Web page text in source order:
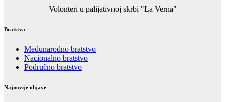
Volonteri u palijativnoj skrbi "La Verna"
Bratstva
Međunarodno bratstvo
Nacionalno bratstvo
Područno bratstvo
Najnovije objave